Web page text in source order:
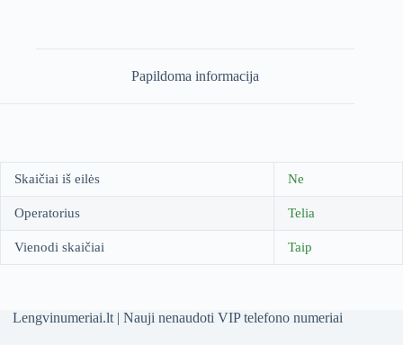
Papildoma informacija
Skaičiai iš eilės Ne
Operatorius Telia
Vienodi skaičiai Taip
Lengvinumeriai.lt | Nauji nenaudoti VIP telefono numeriai